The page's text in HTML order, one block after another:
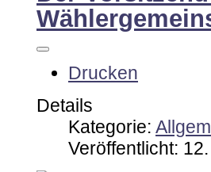
Drucken
Details
Kategorie:
Veröffentlicht: